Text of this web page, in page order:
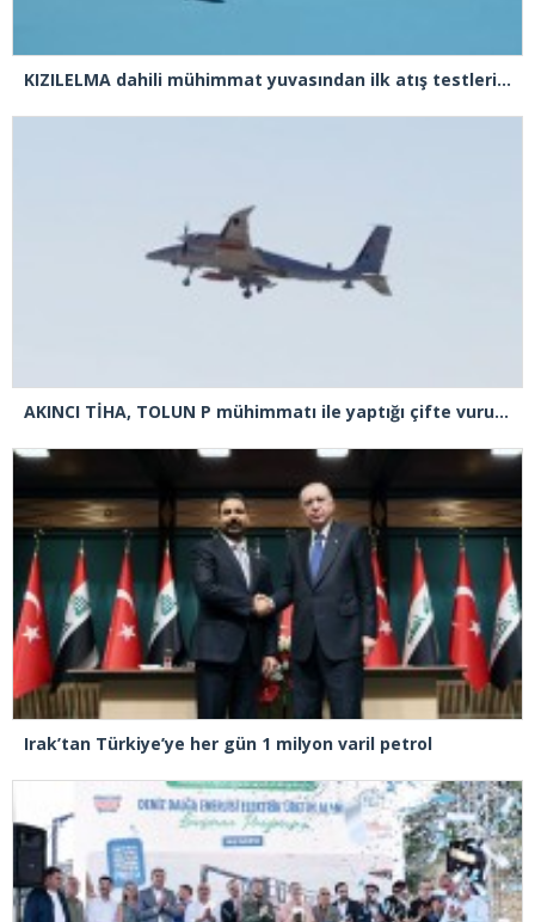
KIZILELMA dahili mühimmat yuvasından ilk atış testlerini başarıyla tamamladı
AKINCI TİHA, TOLUN P mühimmatı ile yaptığı çifte vuruşta hedefi tam isabetle vurdu
Irak’tan Türkiye’ye her gün 1 milyon varil petrol